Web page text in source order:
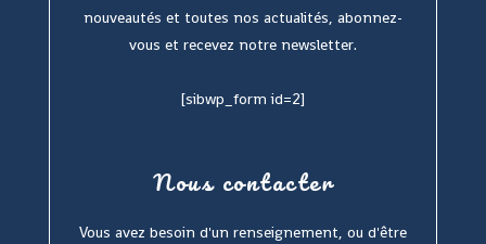
nouveautés et toutes nos actualités, abonnez-
vous et recevez notre newsletter.
[sibwp_form id=2]
Nous contacter
Vous avez besoin d'un renseignement, ou d'être